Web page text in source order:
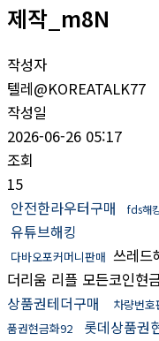
제작_m8N
작성자
텔레@KOREATALK77
작성일
2026-06-26 05:17
조회
15
안전한라우터구매
fds해
유튜브해킹
다바오포커머니판매 쓰레드
더리움 리플 모든코인현
상품권테더구매
차량번호
품권현금화92
롯데상품권